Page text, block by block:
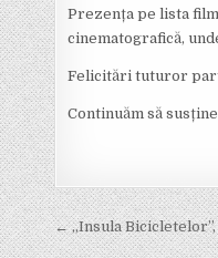
Prezența pe lista
cinematografică,
Felicitări tuturor
Continuăm să
Post
← „Insula